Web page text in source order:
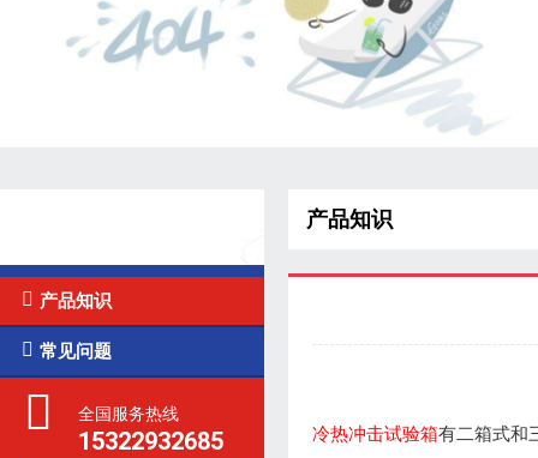
 产品知识
 常见问题
全国服务热线
15322932685
产品知识
冷热冲击试验箱有二箱式和